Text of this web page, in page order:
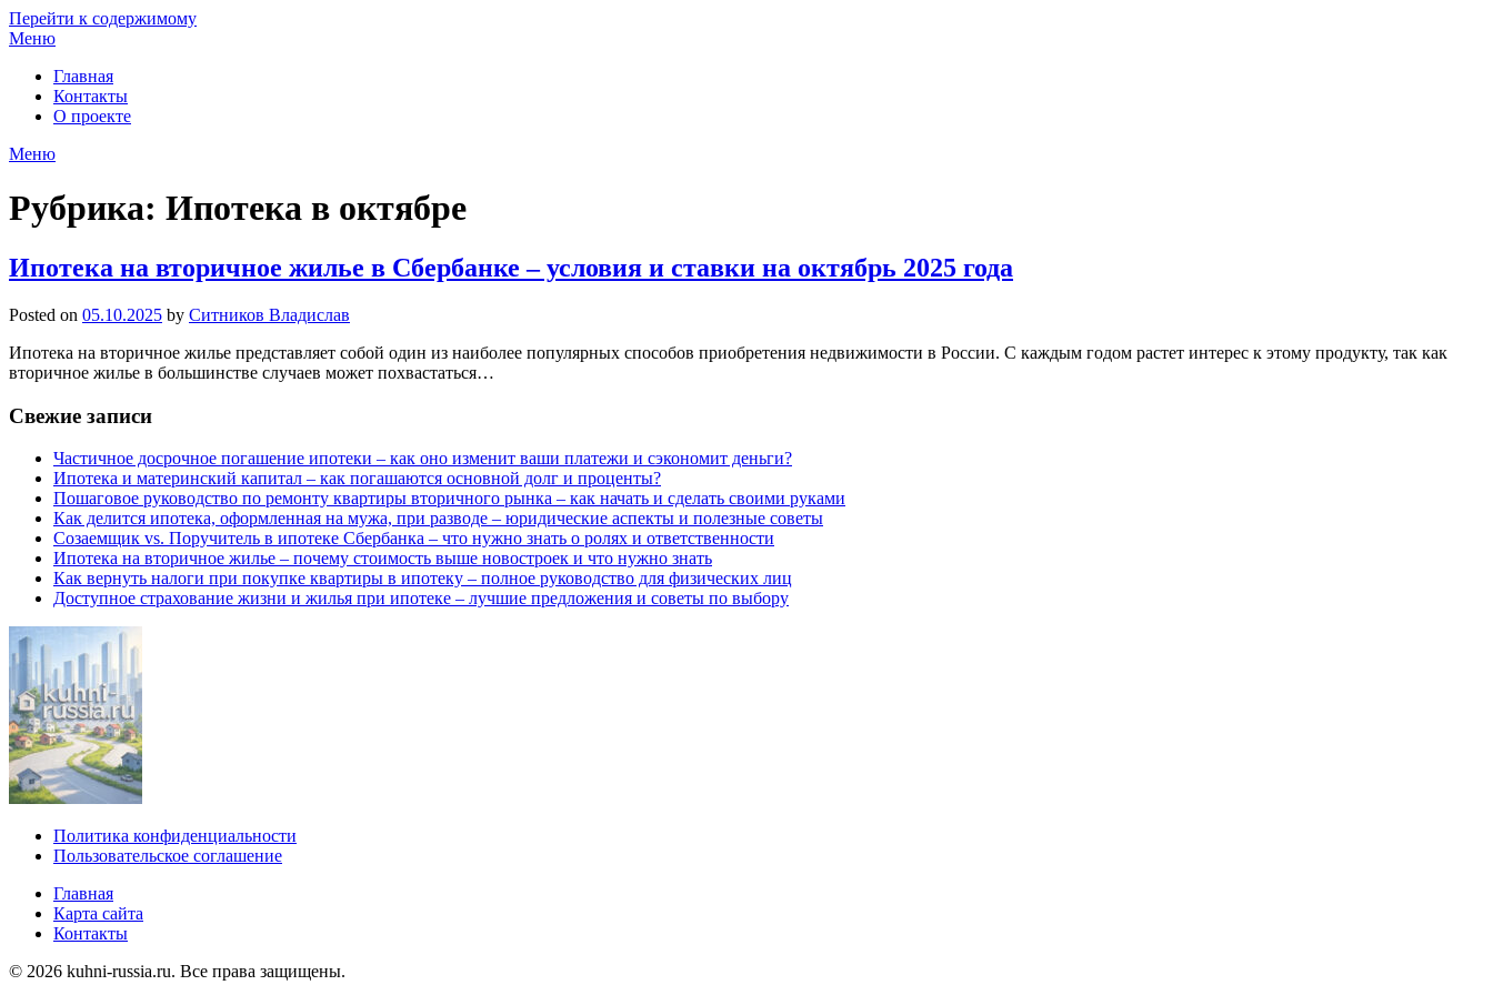
Перейти к содержимому
Меню
Главная
Контакты
О проекте
Меню
Рубрика: Ипотека в октябре
Ипотека на вторичное жилье в Сбербанке – условия и ставки на октябрь 2025 года
Posted on 05.10.2025 by Ситников Владислав
Ипотека на вторичное жилье представляет собой один из наиболее популярных способов приобретения недвижимости в России. С каждым годом растет интерес к этому продукту, так как
вторичное жилье в большинстве случаев может похвастаться…
Свежие записи
Частичное досрочное погашение ипотеки – как оно изменит ваши платежи и сэкономит деньги?
Ипотека и материнский капитал – как погашаются основной долг и проценты?
Пошаговое руководство по ремонту квартиры вторичного рынка – как начать и сделать своими руками
Как делится ипотека, оформленная на мужа, при разводе – юридические аспекты и полезные советы
Созаемщик vs. Поручитель в ипотеке Сбербанка – что нужно знать о ролях и ответственности
Ипотека на вторичное жилье – почему стоимость выше новостроек и что нужно знать
Как вернуть налоги при покупке квартиры в ипотеку – полное руководство для физических лиц
Доступное страхование жизни и жилья при ипотеке – лучшие предложения и советы по выбору
Политика конфиденциальности
Пользовательское соглашение
Главная
Карта сайта
Контакты
© 2026 kuhni-russia.ru. Все права защищены.